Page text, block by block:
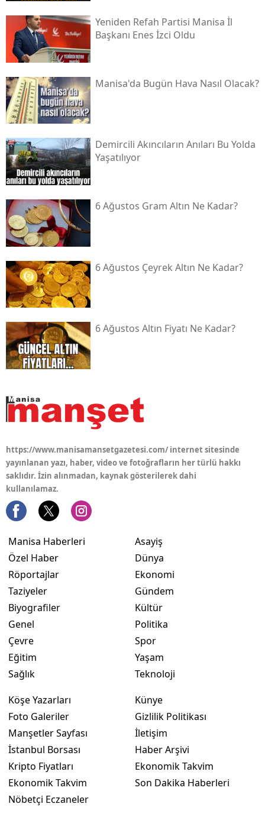
Yeniden Refah Partisi Manisa İl
Başkanı Enes İzci Oldu
Manisa'da Bugün Hava Nasıl Olacak?
Demircili Akıncıların Anıları Bu Yolda
Yaşatılıyor
6 Ağustos Gram Altın Ne Kadar?
6 Ağustos Çeyrek Altın Ne Kadar?
6 Ağustos Altın Fiyatı Ne Kadar?
https://www.manisamansetgazetesi.com/ internet sitesinde
yayınlanan yazı, haber, video ve fotoğrafların her türlü hakkı
saklıdır. İzin alınmadan, kaynak gösterilerek dahi
kullanılamaz.
Manisa Haberleri
Özel Haber
Röportajlar
Taziyeler
Biyografiler
Genel
Çevre
Eğitim
Sağlık
Asayiş
Dünya
Ekonomi
Gündem
Kültür
Politika
Spor
Yaşam
Teknoloji
Köşe Yazarları
Foto Galeriler
Manşetler Sayfası
İstanbul Borsası
Kripto Fiyatları
Ekonomik Takvim
Nöbetçi Eczaneler
Künye
Gizlilik Politikası
İletişim
Haber Arşivi
Ekonomik Takvim
Son Dakika Haberleri